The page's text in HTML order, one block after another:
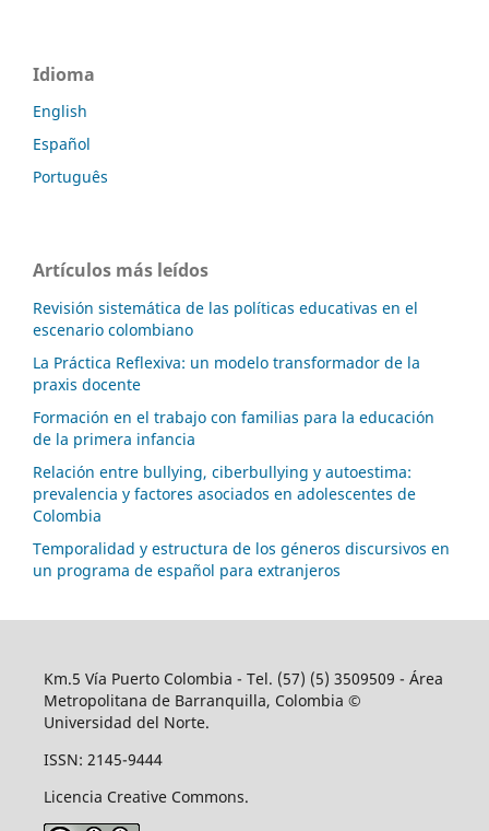
Idioma
English
Español
Português
Artículos más leídos
Revisión sistemática de las políticas educativas en el
escenario colombiano
La Práctica Reflexiva: un modelo transformador de la
praxis docente
Formación en el trabajo con familias para la educación
de la primera infancia
Relación entre bullying, ciberbullying y autoestima:
prevalencia y factores asociados en adolescentes de
Colombia
Temporalidad y estructura de los géneros discursivos en
un programa de español para extranjeros
Km.5 Vía Puerto Colombia - Tel. (57) (5) 3509509 - Área
Metropolitana de Barranquilla, Colombia ©
Universidad del Norte.
ISSN: 2145-9444
Licencia Creative Commons.